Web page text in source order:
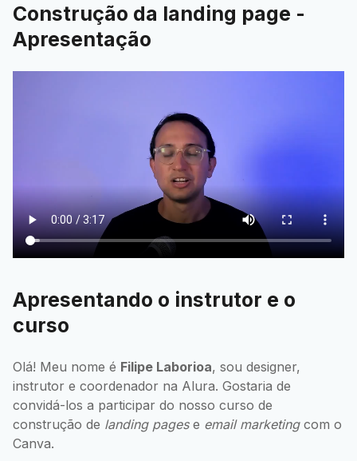
Construção da landing page -
Apresentação
Apresentando o instrutor e o
curso
Olá! Meu nome é Filipe Laborioa, sou designer,
instrutor e coordenador na Alura. Gostaria de
convidá-los a participar do nosso curso de
construção de landing pagese email marketingcom o
Canva.